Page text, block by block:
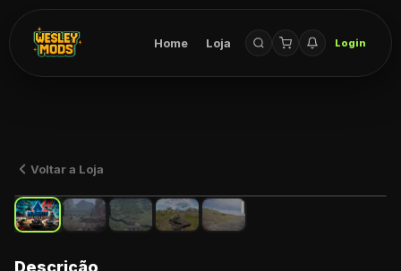
Home Loja Login
Voltar a Loja
Descrição